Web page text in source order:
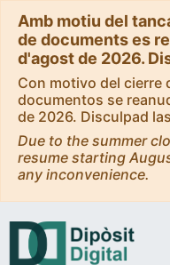
Amb motiu del
de documents es
d'agost de 2026.
Con motivo del cierre
documentos se
de 2026. Disculpad
Due to the summer
resume starting
any inconvenience.